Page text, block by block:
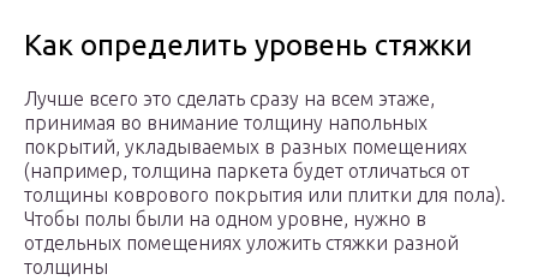
Как определить уровень стяжки
Лучше всего это сделать сразу на всем этаже,
принимая во внимание толщину напольных
покрытий, укладываемых в разных помещениях
(например, толщина паркета будет отличаться от
толщины коврового покрытия или плитки для пола).
Чтобы полы были на одном уровне, нужно в
отдельных помещениях уложить стяжки разной
толщины